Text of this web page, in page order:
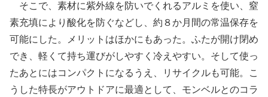
そこで、素材に紫外線を防いでくれるアルミを使い、窒
素充填により酸化を防ぐなどし、約８か月間の常温保存を
可能にした。メリットはほかにもあった。ふたが開け閉め
でき、軽くて持ち運びがしやすく冷えやすい。そして使っ
たあとにはコンパクトになるうえ、リサイクルも可能。こ
うした特長がアウトドアに最適として、モンベルとのコラ